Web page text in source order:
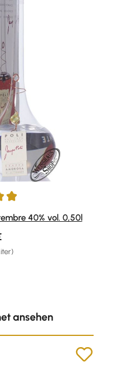
4.94 von 5 Sternen
40% vol. 0,50l
Preis:
ansehen